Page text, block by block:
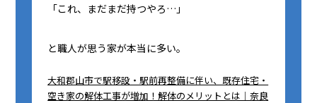
「これ、まだまだ持つやろ…」
と職人が思う家が本当に多い。
大和郡山市で駅移設・駅前再整備に伴い、既存住宅・
空き家の解体工事が増加！解体のメリットとは｜奈良